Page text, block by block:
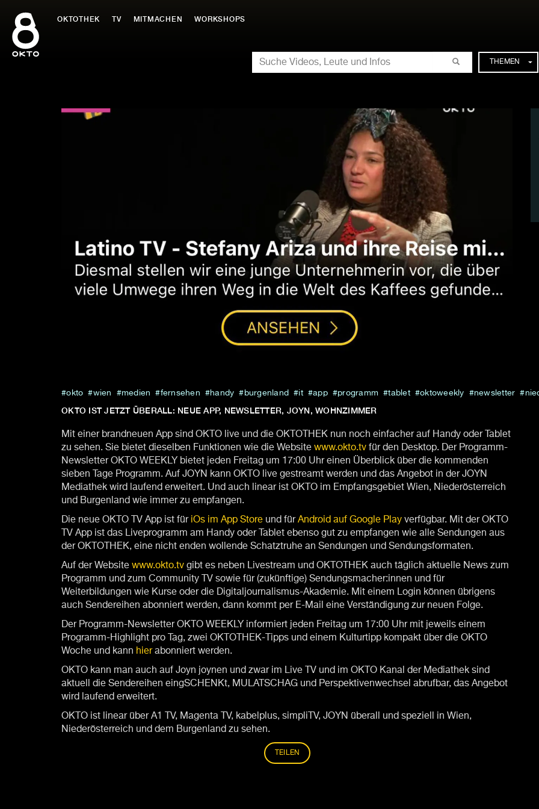
Inhalt
springen
OKTOTHEK TV MITMACHEN WORKSHOPS
SUCHE
THEMEN
okto wien medien fernsehen handy burgenland it app programm tablet oktoweekly newsletter
OKTO IST JETZT ÜBERALL: NEUE APP, NEWSLETTER, JOYN, WOHNZIMMER
Mit einer brandneuen App sind OKTO live und die OKTOTHEK nun noch einfacher auf Handy oder Tablet
zu sehen. Sie bietet dieselben Funktionen wie die Website www.okto.tv für den Desktop. Der Programm-
Newsletter OKTO WEEKLY bietet jeden Freitag um 17:00 Uhr einen Überblick über die kommenden
sieben Tage Programm. Auf JOYN kann OKTO live gestreamt werden und das Angebot in der JOYN
Mediathek wird laufend erweitert. Und auch linear ist OKTO im Empfangsgebiet Wien, Niederösterreich
und Burgenland wie immer zu empfangen.
Die neue OKTO TV App ist für iOs im App Store und fürAndroid auf Google Play verfügbar. Mit der OKTO
TV App ist das Liveprogramm am Handy oder Tablet ebenso gut zu empfangen wie alle Sendungen aus
der OKTOTHEK, eine nicht enden wollende Schatztruhe an Sendungen und Sendungsformaten.
Auf der Website www.okto.tv gibt es neben Livestream und OKTOTHEK auch täglich aktuelle News zum
Programm und zum Community TV sowie für (zukünftige) Sendungsmacher:innen und für
Weiterbildungen wie Kurse oder die Digitaljournalismus-Akademie. Mit einem Login können übrigens
auch Sendereihen abonniert werden, dann kommt per E-Mail eine Verständigung zur neuen Folge.
Der Programm-Newsletter OKTO WEEKLY informiert jeden Freitag um 17:00 Uhr mit jeweils einem
Programm-Highlight pro Tag, zwei OKTOTHEK-Tipps und einem Kulturtipp kompakt über die OKTO
Woche und kann hierabonniert werden.
OKTO kann man auch auf Joyn joynen und zwar im Live TV und im OKTO Kanal der Mediathek sind
aktuell die Sendereihen eingSCHENKt, MULATSCHAG und Perspektivenwechsel abrufbar, das Angebot
wird laufend erweitert.
OKTO ist linear über A1 TV, Magenta TV, kabelplus, simpliTV, JOYN überall und speziell in Wien,
Niederösterreich und dem Burgenland zu sehen.
TEILEN